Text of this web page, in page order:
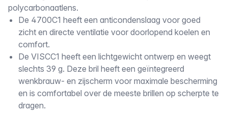
polycarbonaatlens.
De 4700C1 heeft een anticondenslaag voor goed
zicht en directe ventilatie voor doorlopend koelen en
comfort.
De VISCC1 heeft een lichtgewicht ontwerp en weegt
slechts 39 g. Deze bril heeft een geïntegreerd
wenkbrauw- en zijscherm voor maximale bescherming
en is comfortabel over de meeste brillen op scherpte te
dragen.